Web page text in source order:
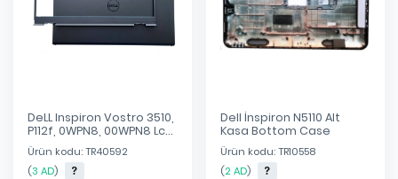
DeLL Inspiron Vostro 3510,
P112f, 0WPN8, 00WPN8 Lcd
cover Arka Kapak + Ön
Çerçeve
Ürün kodu: TR40592
(3 AD)
Dell İnspiron N5110 Alt
Kasa Bottom Case
Ürün kodu: TR10558
(2 AD)